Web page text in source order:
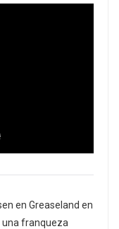
en Greaseland en
una franqueza